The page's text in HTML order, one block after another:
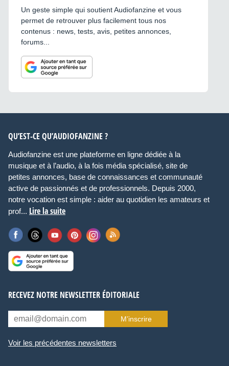
Un geste simple qui soutient Audiofanzine et vous
permet de retrouver plus facilement tous nos
contenus : news, tests, avis, petites annonces,
forums...
QU’EST-CE QU’AUDIOFANZINE ?
Audiofanzine est une plateforme en ligne dédiée à la
musique et à l’audio, à la fois média spécialisé, site de
petites annonces, base de connaissances et communauté
active de passionnés et de professionnels. Depuis 2000,
notre vocation est simple : aider au quotidien les amateurs et
prof... Lire la suite
RECEVEZ NOTRE NEWSLETTER ÉDITORIALE
M’inscrire
Voir les précédentes newsletters